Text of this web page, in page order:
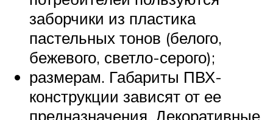
заборчики из пластика
пастельных тонов (белого,
бежевого, светло-серого);
размерам. Габариты ПВХ-
конструкции зависят от ее
предназначения. Декоративные